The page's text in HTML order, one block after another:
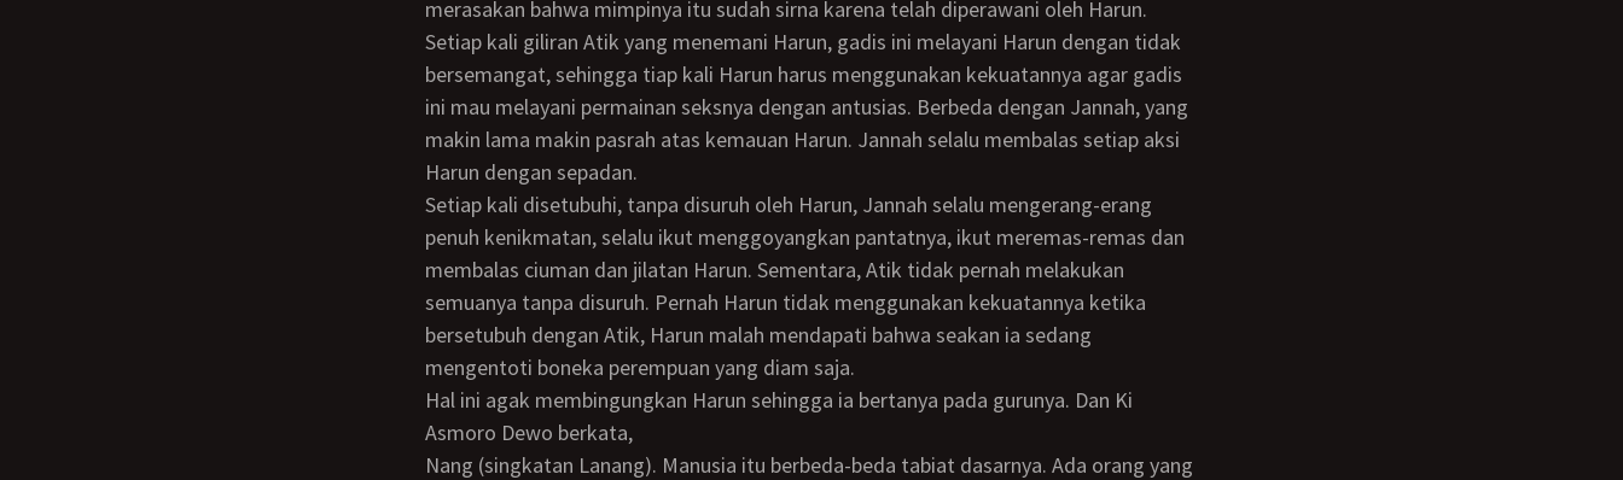
merasakan bahwa mimpinya itu sudah sirna karena telah diperawani oleh Harun.
Setiap kali giliran Atik yang menemani Harun, gadis ini melayani Harun dengan tidak
bersemangat, sehingga tiap kali Harun harus menggunakan kekuatannya agar gadis
ini mau melayani permainan seksnya dengan antusias. Berbeda dengan Jannah, yang
makin lama makin pasrah atas kemauan Harun. Jannah selalu membalas setiap aksi
Harun dengan sepadan.
Setiap kali disetubuhi, tanpa disuruh oleh Harun, Jannah selalu mengerang-erang
penuh kenikmatan, selalu ikut menggoyangkan pantatnya, ikut meremas-remas dan
membalas ciuman dan jilatan Harun. Sementara, Atik tidak pernah melakukan
semuanya tanpa disuruh. Pernah Harun tidak menggunakan kekuatannya ketika
bersetubuh dengan Atik, Harun malah mendapati bahwa seakan ia sedang
mengentoti boneka perempuan yang diam saja.
Hal ini agak membingungkan Harun sehingga ia bertanya pada gurunya. Dan Ki
Asmoro Dewo berkata,
Nang (singkatan Lanang). Manusia itu berbeda-beda tabiat dasarnya. Ada orang yang